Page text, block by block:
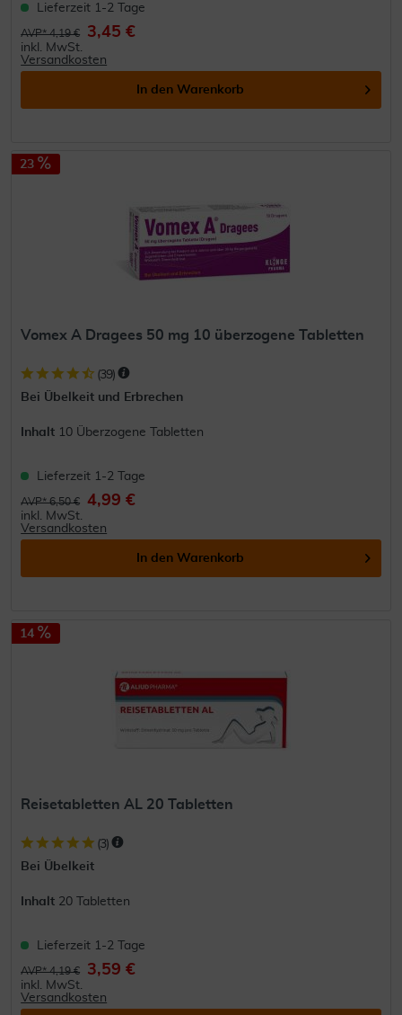
Lieferzeit 1-2 Tage
AVP* 4,19 € 3,45 €
inkl. MwSt.
Versandkosten
In den Warenkorb
23
Vomex A Dragees 50 mg 10 überzogene Tabletten
(39)
Bei Übelkeit und Erbrechen
Inhalt 10 Überzogene Tabletten
Lieferzeit 1-2 Tage
AVP* 6,50 € 4,99 €
inkl. MwSt.
Versandkosten
In den Warenkorb
14
Reisetabletten AL 20 Tabletten
(3)
Bei Übelkeit
Inhalt 20 Tabletten
Lieferzeit 1-2 Tage
AVP* 4,19 € 3,59 €
inkl. MwSt.
Versandkosten